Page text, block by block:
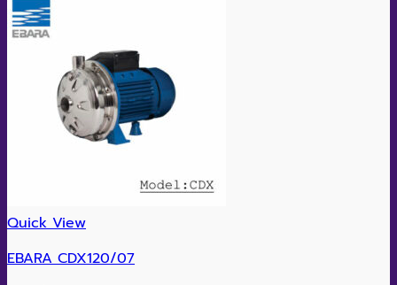
Quick View
EBARA CDX120/07